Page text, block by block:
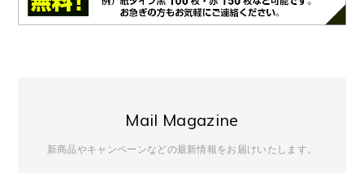
Mail Magazine
新商品やキャンペーンなどの最新情報をお届けいたします。